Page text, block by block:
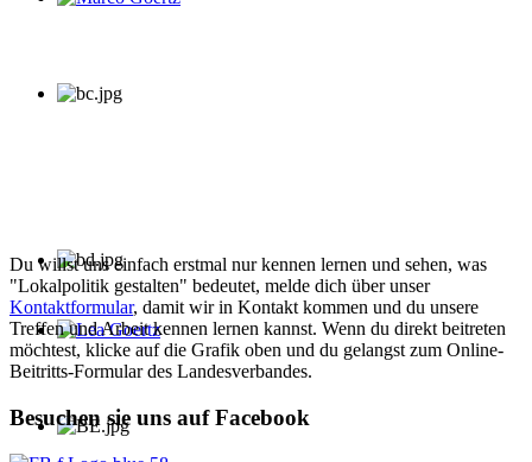
Lea Goertz
Du willst uns einfach erstmal nur kennen lernen und sehen, was
"Lokalpolitik gestalten" bedeutet, melde dich über unser
Kontaktformular, damit wir in Kontakt kommen und du unsere
Treffen und Arbeit kennen lernen kannst. Wenn du direkt beitreten
möchtest, klicke auf die Grafik oben und du gelangst zum Online-
Beitritts-Formular des Landesverbandes.
Besuchen sie uns auf Facebook